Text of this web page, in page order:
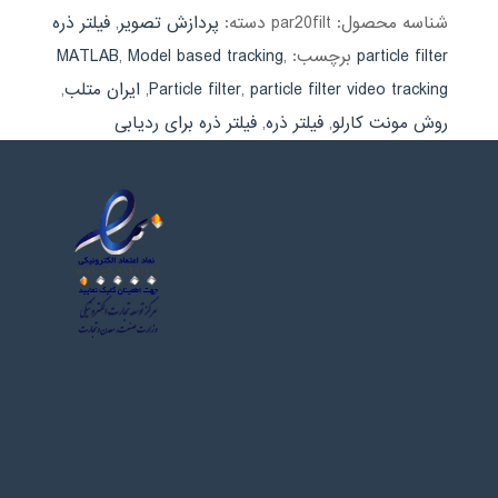
شناسه محصول: par20filt دسته: پردازش تصویر, فیلتر ذره
particle filter برچسب: MATLAB,Model based tracking,
Particle filter,particle filter video tracking
, ایران متلب,
روش مونت کارلو, فیلتر ذره, فیلتر ذره برای ردیابی